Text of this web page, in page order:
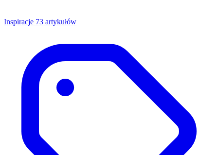
Inspiracje 73 artykułów